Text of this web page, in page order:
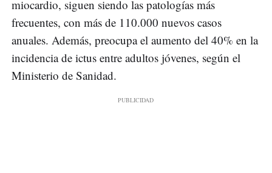
miocardio, siguen siendo las patologías más
frecuentes, con más de 110.000 nuevos casos
anuales. Además, preocupa el aumento del 40% en la
incidencia de ictus entre adultos jóvenes, según el
Ministerio de Sanidad.